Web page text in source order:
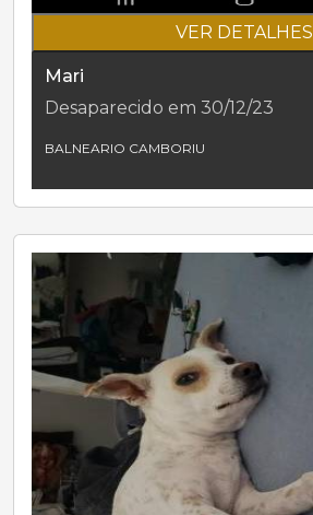
VER DETALHES
Mari
Desaparecido em 30/12/23
BALNEARIO CAMBORIU